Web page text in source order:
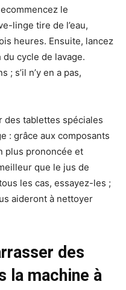
le
linge tire de l’eau,
heures. Ensuite, lancez
cycle de lavage.
; s’il n’y en a pas,
des tablettes spéciales
: grâce aux composants
plus prononcée et
que le jus de
les cas, essayez-les ;
aideront à nettoyer
des
la machine à